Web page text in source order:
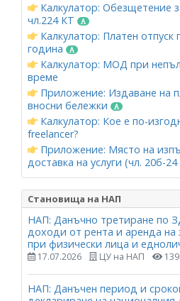
Калкулатор: Обезщетение
чл.224 КТ
Калкулатор: Платен отпуск
година
Калкулатор: МОД при
време
Приложение: Издаване на
вносни бележки
Калкулатор: Кое е по-
freelancer?
Приложение: Място на
доставка на услуги (чл. 20б-
Становища на НАП
НАП: Данъчно третиране по
доходи от рента и аренда на
при физически лица и
17.07.2026 ЦУ на НАП
НАП: Данъчен период и